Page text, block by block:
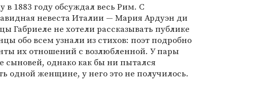
1883 году обсуждал весь Рим. С
невеста Италии — Мария Ардуэн ди
Габриеле не хотели рассказывать публике
обо всем узнали из стихов: поэт подробно
их отношений с возлюбленной. У пары
сыновей, однако как бы ни пытался
одной женщине, у него это не получилось.